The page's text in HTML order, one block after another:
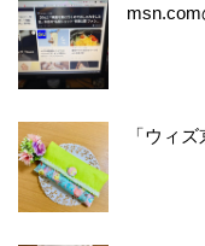
msn.com
「ウィ